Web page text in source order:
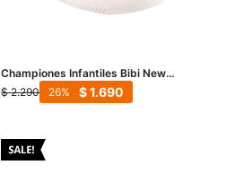
Championes Infantiles Bibi New
Way - Azul Marino
$ 2.290 $1.690
26